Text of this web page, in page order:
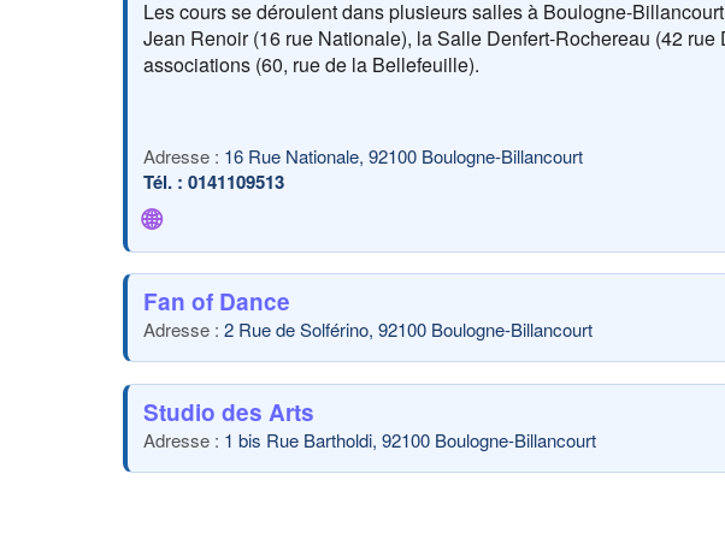
Les cours se déroulent dans plusieurs salles à Boulogne-
Jean Renoir (16 rue Nationale), la Salle Denfert-Rochereau (42
associations (60, rue de la Bellefeuille).
16 Rue Nationale, 92100 Boulogne-Billancourt
0141109513
🌐
Fan of Dance
2 Rue de Solférino, 92100 Boulogne-Billancourt
Studio des Arts
1 bis Rue Bartholdi, 92100 Boulogne-Billancourt